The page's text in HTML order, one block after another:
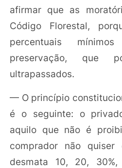
afirmar que as
Código Florestal,
percentuais
preservação, que
ultrapassados.
— O princípio
é o seguinte: o
aquilo que não é
comprador não quiser
desmata 10, 20,